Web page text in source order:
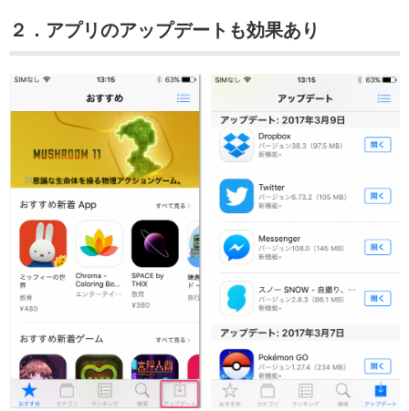
２．アプリのアップデートも効果あり